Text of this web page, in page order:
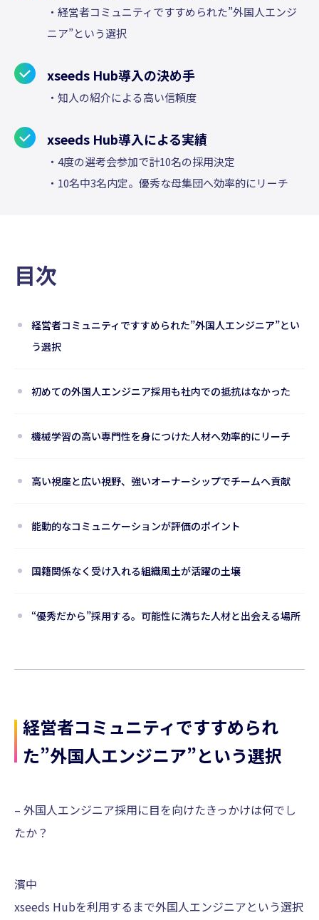
・経営者コミュニティですすめられた”外国人エンジ
ニア”という選択
xseeds Hub導入の決め手
・知人の紹介による高い信頼度
xseeds Hub導入による実績
・4度の選考会参加で計10名の採用決定
・10名中3名内定。優秀な母集団へ効率的にリーチ
目次
経営者コミュニティですすめられた”外国人エンジニア”とい
う選択
初めての外国人エンジニア採用も社内での抵抗はなかった
機械学習の高い専門性を身につけた人材へ効率的にリーチ
高い視座と広い視野、強いオーナーシップでチームへ貢献
能動的なコミュニケーションが評価のポイント
国籍関係なく受け入れる組織風土が活躍の土壌
“優秀だから”採用する。可能性に満ちた人材と出会える場所
経営者コミュニティですすめられ
た”外国人エンジニア”という選択
– 外国人エンジニア採用に目を向けたきっかけは何でし
たか？
濱中
xseeds Hubを利用するまで外国人エンジニアという選択